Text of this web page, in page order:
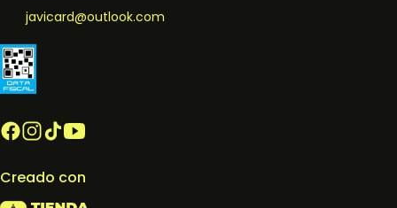
javicard@outlook.com
Creado con